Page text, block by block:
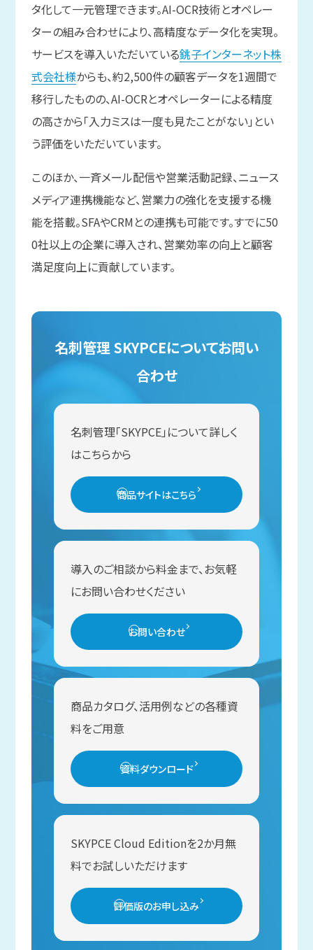
タ化して一元管理できます。AI-OCR技術とオペレー
ターの組み合わせにより、高精度なデータ化を実現。
サービスを導入いただいている銚子インターネット株
式会社様からも、約2,500件の顧客データを1週間で
移行したものの、AI-OCRとオペレーターによる精度
の高さから「入力ミスは一度も見たことがない」とい
う評価をいただいています。
このほか、一斉メール配信や営業活動記録、ニュース
メディア連携機能など、営業力の強化を支援する機
能を搭載。SFAやCRMとの連携も可能です。すでに50
0社以上の企業に導入され、営業効率の向上と顧客
満足度向上に貢献しています。
名刺管理 SKYPCEについてお問い
合わせ
名刺管理「SKYPCE」について詳しく
はこちらから
商品サイトはこちら
導入のご相談から料金まで、お気軽
にお問い合わせください
お問い合わせ
商品カタログ、活用例などの各種資
料をご用意
資料ダウンロード
SKYPCE Cloud Editionを2か月無
料でお試しいただけます
評価版のお申し込み